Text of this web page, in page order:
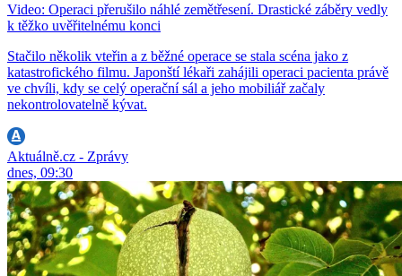
Video: Operaci přerušilo náhlé zemětřesení. Drastické záběry vedly
k těžko uvěřitelnému konci
Stačilo několik vteřin a z běžné operace se stala scéna jako z
katastrofického filmu. Japonští lékaři zahájili operaci pacienta právě
ve chvíli, kdy se celý operační sál a jeho mobiliář začaly
nekontrolovatelně kývat.
Aktuálně.cz - Zprávy
dnes, 09:30